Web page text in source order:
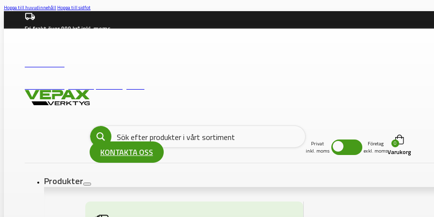
Hoppa till huvudinnehåll Hoppa till sidfot
Fri frakt över 999 kr* inkl. moms
KONTAKTA OSS
Privat
inkl. moms
Företag
exkl. moms
0
Varukorg
Produkter